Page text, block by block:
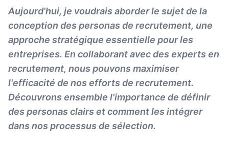
Aujourd'hui, je voudrais aborder le sujet de la
conception des personas de recrutement, une
approche stratégique essentielle pour les
entreprises. En collaborant avec des experts en
recrutement, nous pouvons maximiser
l'efficacité de nos efforts de recrutement.
Découvrons ensemble l'importance de définir
des personas clairs et comment les intégrer
dans nos processus de sélection.